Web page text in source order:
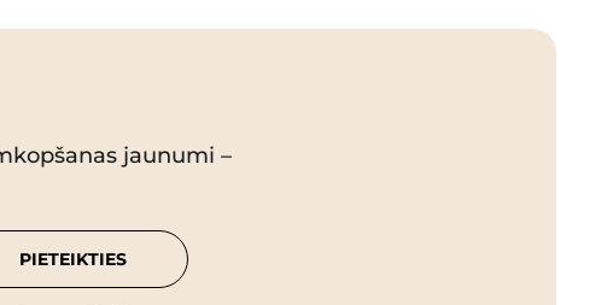
jaunumi –
PIETEIKTIES